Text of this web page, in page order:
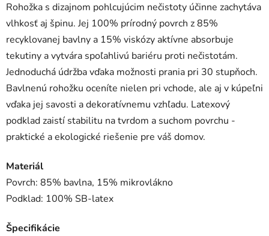
Rohožka s dizajnom pohlcujúcim nečistoty účinne zachytáva
vlhkosť aj špinu. Jej 100% prírodný povrch z 85%
recyklovanej bavlny a 15% viskózy aktívne absorbuje
tekutiny a vytvára spoľahlivú bariéru proti nečistotám.
Jednoduchá údržba vďaka možnosti prania pri 30 stupňoch.
Bavlnenú rohožku oceníte nielen pri vchode, ale aj v kúpeľni
vďaka jej savosti a dekoratívnemu vzhľadu. Latexový
podklad zaistí stabilitu na tvrdom a suchom povrchu -
praktické a ekologické riešenie pre váš domov.
Materiál
Povrch: 85% bavlna, 15% mikrovlákno
Podklad: 100% SB-latex
Špecifikácie